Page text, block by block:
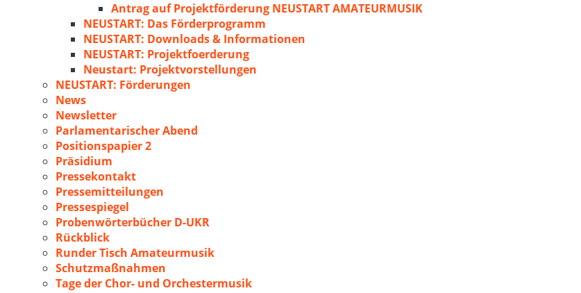
Antrag auf Projektförderung NEUSTART AMATEURMUSIK
NEUSTART: Das Förderprogramm
NEUSTART: Downloads & Informationen
NEUSTART: Projektfoerderung
Neustart: Projektvorstellungen
NEUSTART: Förderungen
News
Newsletter
Parlamentarischer Abend
Positionspapier 2
Präsidium
Pressekontakt
Pressemitteilungen
Pressespiegel
Probenwörterbücher D-UKR
Rückblick
Runder Tisch Amateurmusik
Schutzmaßnahmen
Tage der Chor- und Orchestermusik